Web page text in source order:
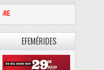
EFEMÉRIDES